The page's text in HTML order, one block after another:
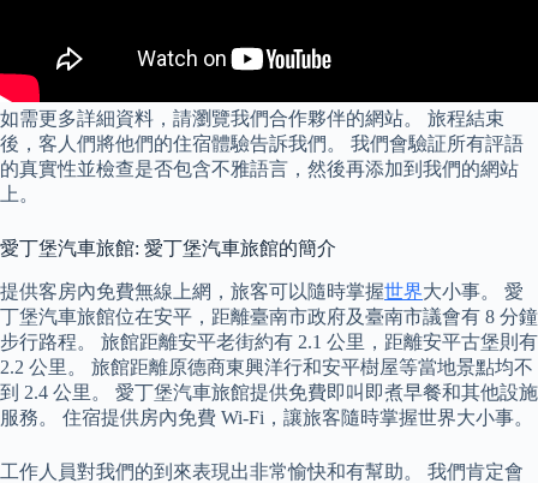
如需更多詳細資料，請瀏覽我們合作夥伴的網站。 旅程結束
後，客人們將他們的住宿體驗告訴我們。 我們會驗証所有評語
的真實性並檢查是否包含不雅語言，然後再添加到我們的網站
上。
愛丁堡汽車旅館: 愛丁堡汽車旅館的簡介
提供客房內免費無線上網，旅客可以隨時掌握世界大小事。 愛
丁堡汽車旅館位在安平，距離臺南市政府及臺南市議會有 8 分鐘
步行路程。 旅館距離安平老街約有 2.1 公里，距離安平古堡則有
2.2 公里。 旅館距離原德商東興洋行和安平樹屋等當地景點均不
到 2.4 公里。 愛丁堡汽車旅館提供免費即叫即煮早餐和其他設施
服務。 住宿提供房內免費 Wi-Fi，讓旅客隨時掌握世界大小事。
工作人員對我們的到來表現出非常愉快和有幫助。 我們肯定會